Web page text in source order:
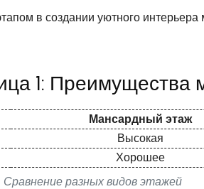
в создании уютного
1: Преимущества
Сравнение разных видов этажей
Мансардный этаж
Высокая
Хорошее